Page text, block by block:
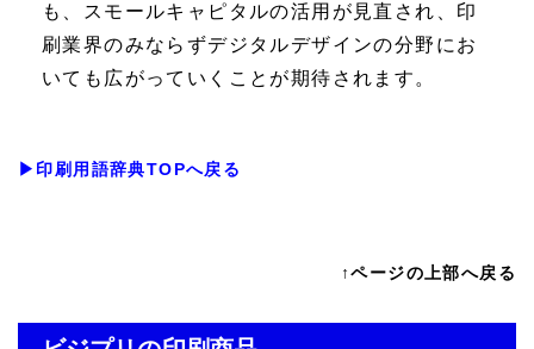
も、スモールキャピタルの活用が見直され、印
刷業界のみならずデジタルデザインの分野にお
いても広がっていくことが期待されます。
▶印刷用語辞典TOPへ戻る
↑ページの上部へ戻る